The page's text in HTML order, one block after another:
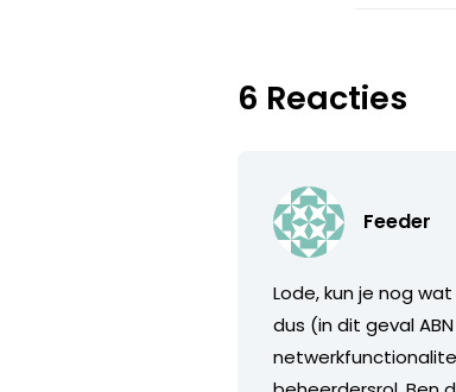
6 Reacties
Feeder
Lode, kun je nog
dus (in dit geval